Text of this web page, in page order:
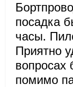
посадка
часы.
Приятно
вопросах
помимо